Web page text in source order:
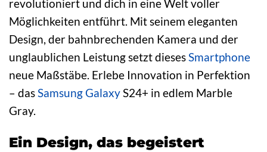
revolutioniert und dich in eine Welt voller
Möglichkeiten entführt. Mit seinem eleganten
Design, der bahnbrechenden Kamera und der
unglaublichen Leistung setzt dieses Smartphone
neue Maßstäbe. Erlebe Innovation in Perfektion
– das Samsung Galaxy S24+ in edlem Marble
Gray.
Ein Design, das begeistert